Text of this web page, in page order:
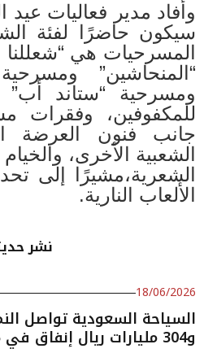
وأفاد مدير فعاليات
سيكون حاضرًا لفئة
المسرحيات هي
“المنحاشين”
ومسرحية “ستاند
للمكفوفين، وفقرات
جانب فنون العرضة
الشعبية الأخرى،
الألعاب النارية.
نشر
18/06/2026
و304 مليارات ريال إنفاق في 2025